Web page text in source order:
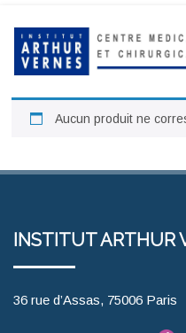
Aucun produit ne
INSTITUT ARTHUR
36 rue d’Assas, 75006 Paris